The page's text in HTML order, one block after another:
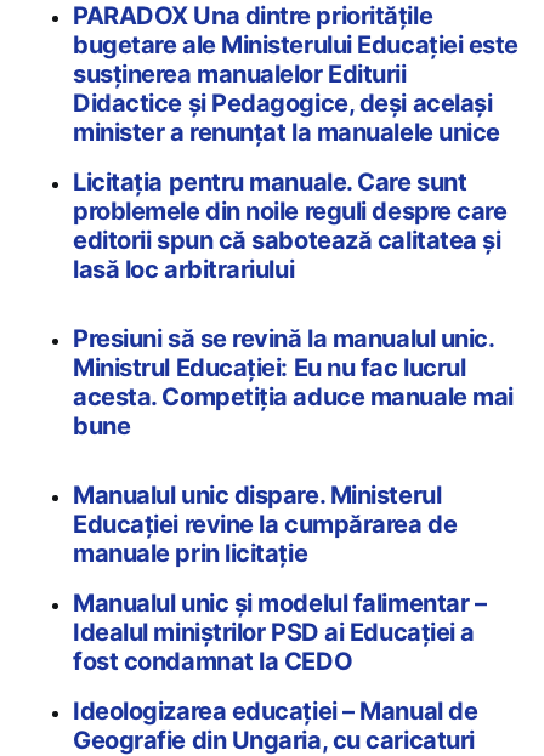
PARADOX Una dintre prioritățile
bugetare ale Ministerului Educației este
susținerea manualelor Editurii
Didactice și Pedagogice, deși același
minister a renunțat la manualele unice
Licitația pentru manuale. Care sunt
problemele din noile reguli despre care
editorii spun că sabotează calitatea și
lasă loc arbitrariului
Presiuni să se revină la manualul unic.
Ministrul Educației: Eu nu fac lucrul
acesta. Competiția aduce manuale mai
bune
Manualul unic dispare. Ministerul
Educației revine la cumpărarea de
manuale prin licitație
Manualul unic și modelul falimentar –
Idealul miniștrilor PSD ai Educației a
fost condamnat la CEDO
Ideologizarea educației – Manual de
Geografie din Ungaria, cu caricaturi